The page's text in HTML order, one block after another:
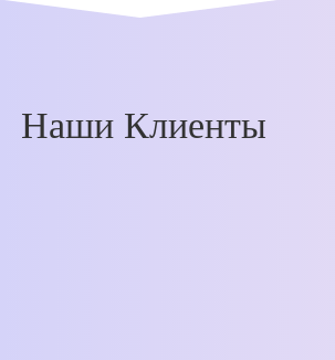
Наши Клиенты